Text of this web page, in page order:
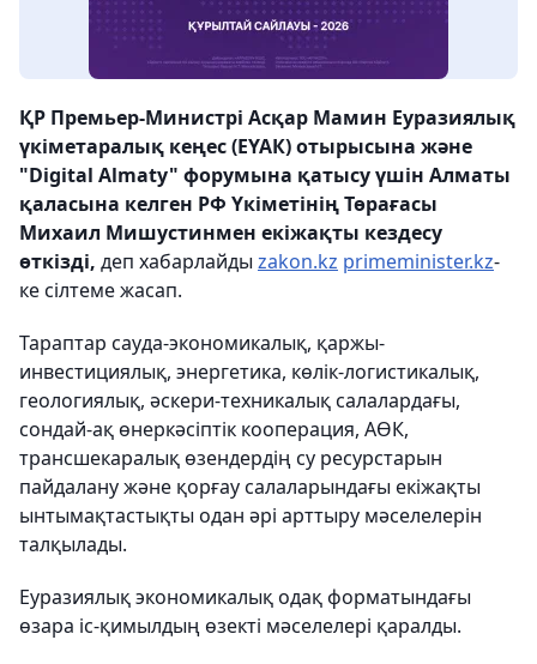
ҚР Премьер-Министрі Асқар Мамин Еуразиялық
үкіметаралық кеңес (ЕҮАК) отырысына және
"Digital Almaty" форумына қатысу үшін Алматы
қаласына келген РФ Үкіметінің Төрағасы
Михаил Мишустинмен екіжақты кездесу
өткізді, деп хабарлайды zakon.kz primeminister.kz-
ке сілтеме жасап.
Тараптар сауда-экономикалық, қаржы-
инвестициялық, энергетика, көлік-логистикалық,
геологиялық, әскери-техникалық салалардағы,
сондай-ақ өнеркәсіптік кооперация, АӨК,
трансшекаралық өзендердің су ресурстарын
пайдалану және қорғау салаларындағы екіжақты
ынтымақтастықты одан әрі арттыру мәселелерін
талқылады.
Еуразиялық экономикалық одақ форматындағы
өзара іс-қимылдың өзекті мәселелері қаралды.